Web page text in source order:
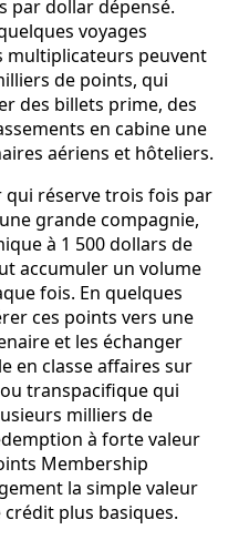
par dollar dépensé.
voyages
multiplicateurs peuvent
de points, qui
des billets prime, des
en cabine une
aériens et hôteliers.
qui réserve trois fois par
grande compagnie,
à 1 500 dollars de
accumuler un volume
fois. En quelques
ces points vers une
et les échanger
en classe affaires sur
transpacifique qui
milliers de
à forte valeur
Membership
la simple valeur
crédit plus basiques.